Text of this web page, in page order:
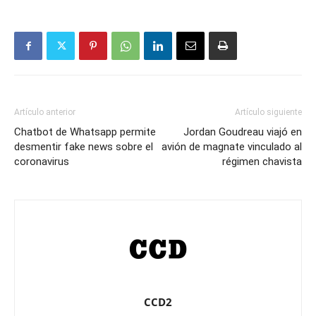
Artículo anterior
Chatbot de Whatsapp permite
desmentir fake news sobre el
coronavirus
Artículo siguiente
Jordan Goudreau viajó en
avión de magnate vinculado al
régimen chavista
CCD2